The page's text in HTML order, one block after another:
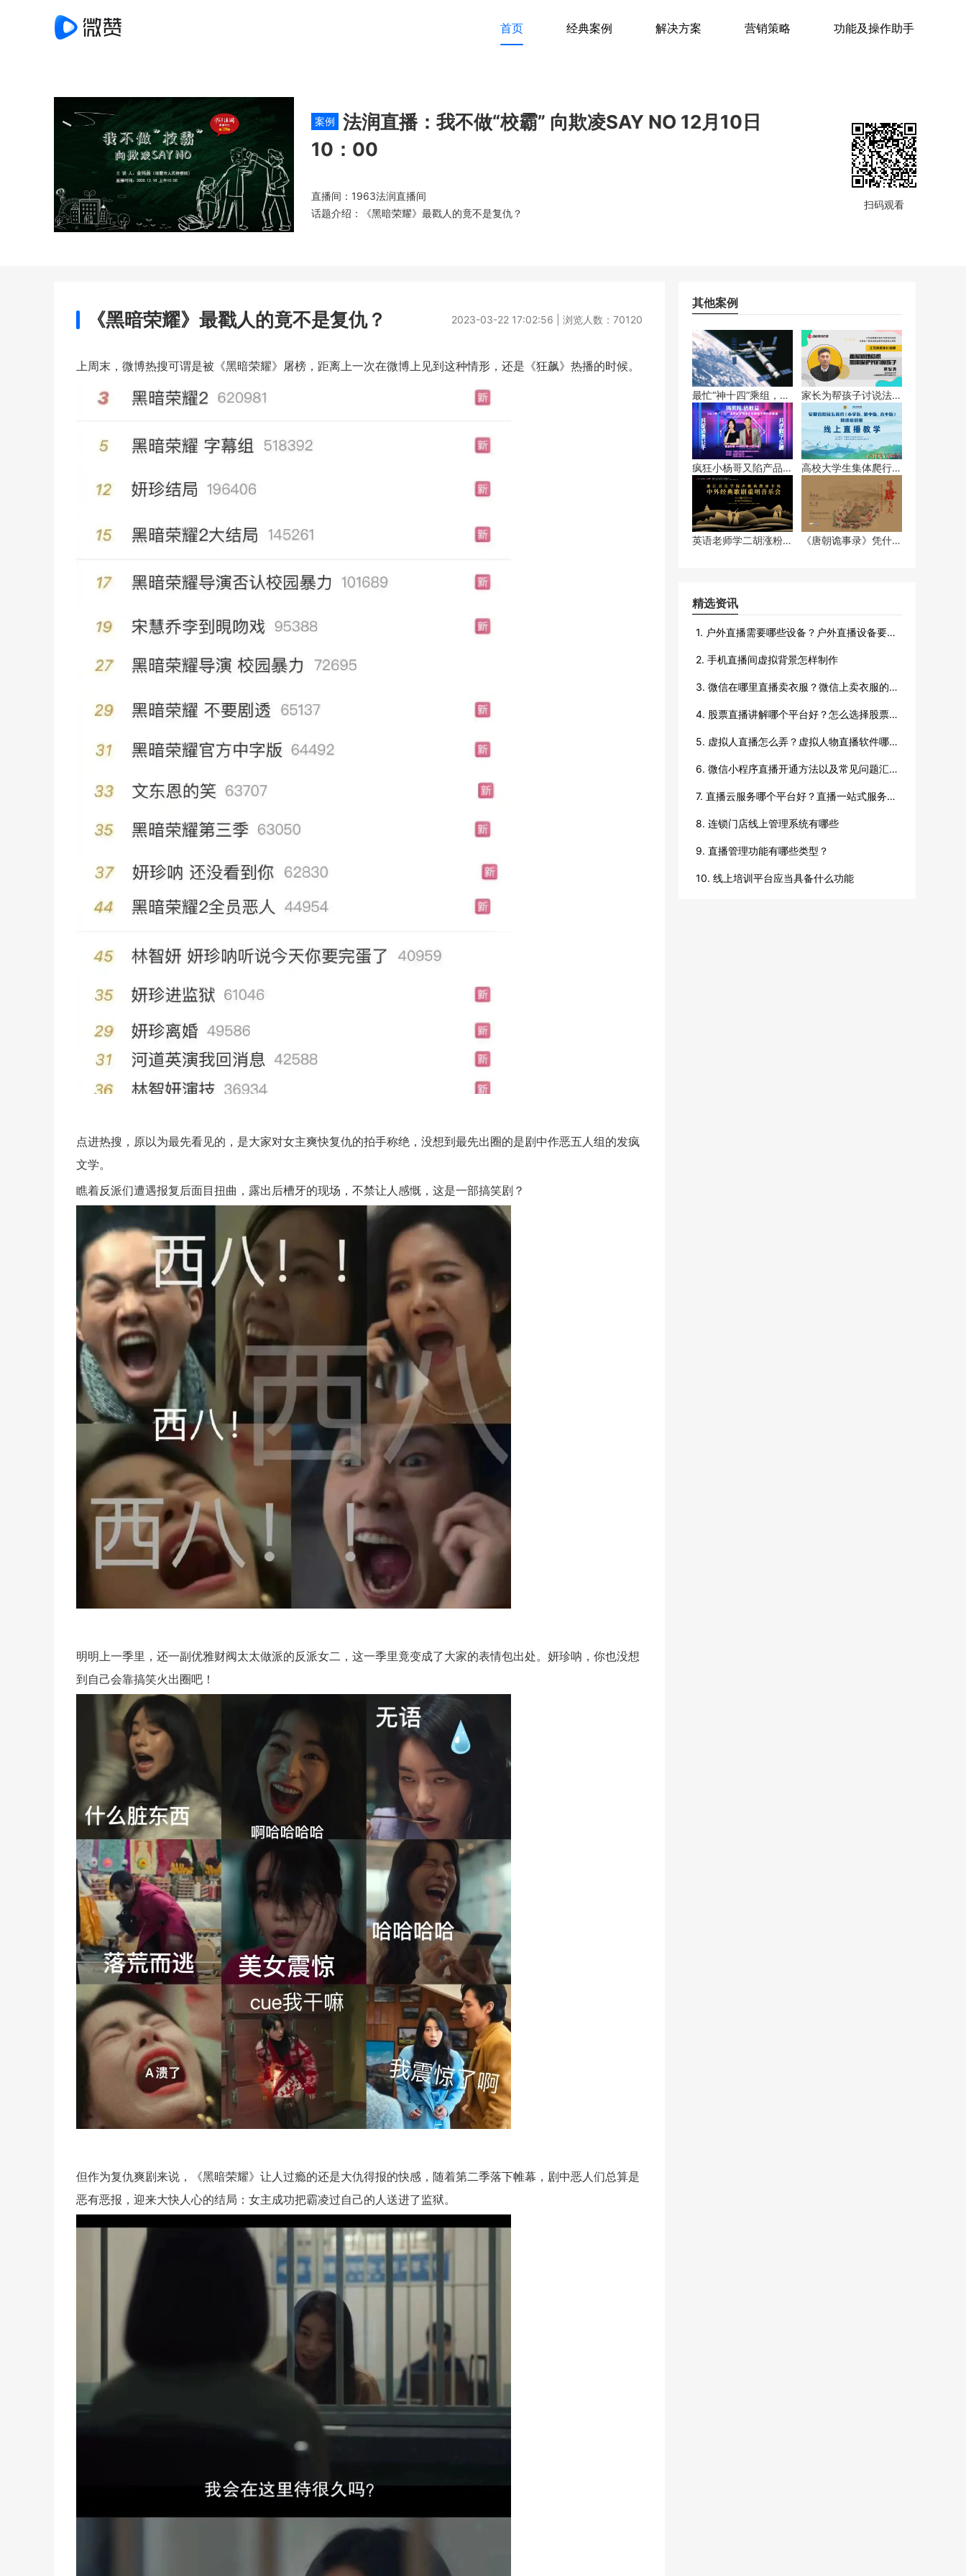
首页 经典案例 解决方案 营销策略 功能及操作助手
案例
法润直播：我不做“校霸” 向欺凌SAY NO 12月10日
10：00
直播间：1963法润直播间
话题介绍：《黑暗荣耀》最戳人的竟不是复仇？
扫码观看
《黑暗荣耀》最戳人的竟不是复仇？ 2023-03-22 17:02:56 | 浏览人数：70120
上周末，微博热搜可谓是被《黑暗荣耀》屠榜，距离上一次在微博上见到这种情形，还是《狂飙》热播的时候。
点进热搜，原以为最先看见的，是大家对女主爽快复仇的拍手称绝，没想到最先出圈的是剧中作恶五人组的发疯
文学。
瞧着反派们遭遇报复后面目扭曲，露出后槽牙的现场，不禁让人感慨，这是一部搞笑剧？
明明上一季里，还一副优雅财阀太太做派的反派女二，这一季里竟变成了大家的表情包出处。妍珍呐，你也没想
到自己会靠搞笑火出圈吧！
但作为复仇爽剧来说，《黑暗荣耀》让人过瘾的还是大仇得报的快感，随着第二季落下帷幕，剧中恶人们总算是
恶有恶报，迎来大快人心的结局：女主成功把霸凌过自己的人送进了监狱。
其他案例
最忙“神十四”乘组，创
造太空授课等多个“首
次”记录！
家长为帮孩子讨说法，
上门掌掴5岁幼童
疯狂小杨哥又陷产品打
假风波？
高校大学生集体爬行为
英语老师学二胡涨粉
《唐朝诡事录》凭什么
精选资讯
1. 户外直播需要哪些设备？户外直播设备要很多吗？
2. 手机直播间虚拟背景怎样制作
3. 微信在哪里直播卖衣服？微信上卖衣服的方法
4. 股票直播讲解哪个平台好？怎么选择股票直播平台？
5. 虚拟人直播怎么弄？虚拟人物直播软件哪个好？
6. 微信小程序直播开通方法以及常见问题汇总
7. 直播云服务哪个平台好？直播一站式服务哪个好？
8. 连锁门店线上管理系统有哪些
9. 直播管理功能有哪些类型？
10. 线上培训平台应当具备什么功能